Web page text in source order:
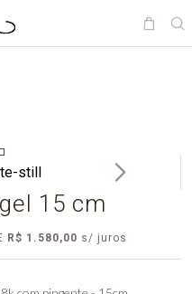
15 cm
R$ 1.580,00